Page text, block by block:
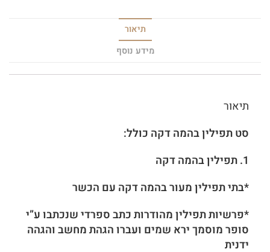
תיאור
מידע נוסף
תיאור
סט תפילין בהמה דקה כולל:
1. תפילין בהמה דקה
*בתי תפילין מעור בהמה דקה עם הכשר
*פרשיות תפילין מהודרות כתב ספרדי שנכתבו ע”י
סופר מוסמך ירא שמים ועברו הגהת מחשב והגהה
ידנית